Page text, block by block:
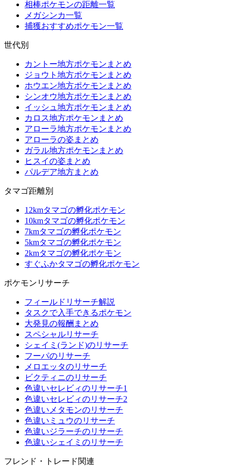
相棒ポケモンの距離一覧
メガシンカ一覧
捕獲おすすめポケモン一覧
世代別
カントー地方ポケモンまとめ
ジョウト地方ポケモンまとめ
ホウエン地方ポケモンまとめ
シンオウ地方ポケモンまとめ
イッシュ地方ポケモンまとめ
カロス地方ポケモンまとめ
アローラ地方ポケモンまとめ
アローラの姿まとめ
ガラル地方ポケモンまとめ
ヒスイの姿まとめ
パルデア地方まとめ
タマゴ距離別
12kmタマゴの孵化ポケモン
10kmタマゴの孵化ポケモン
7kmタマゴの孵化ポケモン
5kmタマゴの孵化ポケモン
2kmタマゴの孵化ポケモン
すぐふかタマゴの孵化ポケモン
ポケモンリサーチ
フィールドリサーチ解説
タスクで入手できるポケモン
大発見の報酬まとめ
スペシャルリサーチ
シェイミ(ランド)のリサーチ
フーパのリサーチ
メロエッタのリサーチ
ビクティニのリサーチ
色違いセレビィのリサーチ1
色違いセレビィのリサーチ2
色違いメタモンのリサーチ
色違いミュウのリサーチ
色違いジラーチのリサーチ
色違いシェイミのリサーチ
フレンド・トレード関連